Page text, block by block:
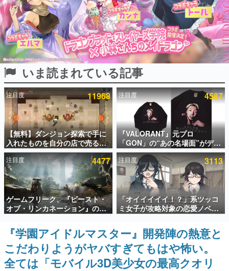
アプリセール情報
インタビュー
連載・特集一覧
殿堂入り記事
SNS拡散数が数千以上！ ページビュー数万以上！ などな
ど。多くの人々に読まれた、電ファミ渾身の“殿堂入り”記
事をまとめました。
ゲームの企画書
名作ゲームクリエイターの方々に製作時のエピソードをお
聞きし、ヒットする企画（ゲーム）とは何か？を探ってい
きます。
赫本
この物語を解いてはいけない。『赫本』は、〈試験問題〉
の形をした短編ホラー小説集です。
新世代に訊く
これからのデジタルゲーム市場を担う若きクリエイター達
の姿を追い、彼らのルーツと情熱を探っていきます。
ゲーム世代の作家たち
ゲームに多大な影響を受けた作家さんに取材し、ゲームが
日本のコンテンツ産業やカルチャーに与えた影響を探る企
画です。
いま読まれている記事
注目度 11968
【無料】ダンジョン探索で手に
入れたものを自分の店で売るゲ
ーム『Moonlighter』がSteam
にて無料配布中！続編
『Moonlighter 2』の9月2日正
式リリースを記念したキャンペ
ーン
注目度 4587
『VALORANT』元プロ
「GON」の“あの名場面”がデザ
インされた新作グッズが本日8月
5日より期間限定で発売。Tシャ
ツやコインケース、アクキーな
どが全品受注生産で登場、過去
に発売したグッズの再販も
注目度 4477
ゲームフリーク、『ビースト・
オブ・リンカネーション』の継
続的なアプデ方針を表明。ユー
ザーからの意見を真摯に受け止
めて対応へ。修正パッチは約1週
間以内に配信される予定
注目度 3113
「オイイイイイ！？」系ツッコ
ミ女子が攻略対象の恋愛ノベル
ゲーム『美術部カノジョ』
Steamストアページが公開。
「お前らーそろそろ自重しろ
ー？＾＾」暗黒微笑の夢女子
や、萌え声不思議ちゃん女子と
青春を謳歌
『学園アイドルマスター』開発陣の熱意と
こだわりようがヤバすぎてもはや怖い。
全ては「モバイル3D美少女の最高クオリ